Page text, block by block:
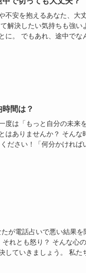
不安を抱えるあなた、大
解決したい気持ちも強い
に。 でもあれ、途中でな
間は？
度は「もっと自分の未来
はありませんか？ そんな
ださい！「何分かければ
が電話占いで悪い結果を
れとも怒り？ そんな心
していきましょう。 私た